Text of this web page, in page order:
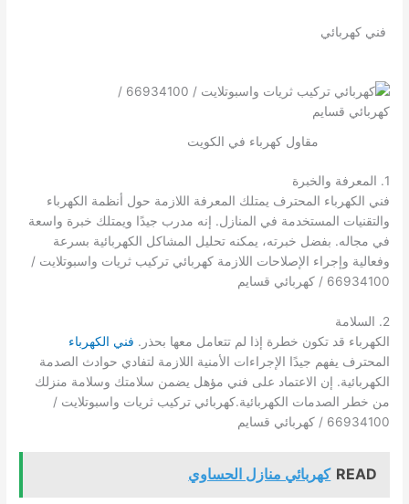
فني كهربائي
مقاول كهرباء في الكويت
1. المعرفة والخبرة
فني الكهرباء المحترف يمتلك المعرفة اللازمة حول أنظمة الكهرباء
والتقنيات المستخدمة في المنازل. إنه مدرب جيدًا ويمتلك خبرة واسعة
في مجاله. بفضل خبرته، يمكنه تحليل المشاكل الكهربائية بسرعة
وفعالية وإجراء الإصلاحات اللازمة كهربائي تركيب ثريات واسبوتلايت /
66934100 / كهربائي قسايم
2. السلامة
الكهرباء قد تكون خطرة إذا لم تتعامل معها بحذر. فني الكهرباء
المحترف يفهم جيدًا الإجراءات الأمنية اللازمة لتفادي حوادث الصدمة
الكهربائية. إن الاعتماد على فني مؤهل يضمن سلامتك وسلامة منزلك
من خطر الصدمات الكهربائية.كهربائي تركيب ثريات واسبوتلايت /
66934100 / كهربائي قسايم
READ كهربائي منازل الحساوي